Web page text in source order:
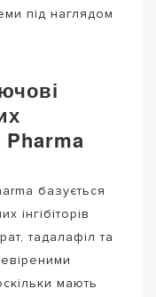
під наглядом
Pharma
базується
інгібіторів
тадалафіл та
мають